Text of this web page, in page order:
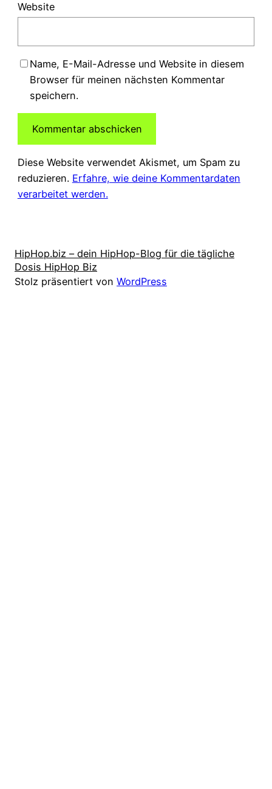
Website
Name, E-Mail-Adresse und Website in diesem
Browser für meinen nächsten Kommentar
speichern.
Diese Website verwendet Akismet, um Spam zu
reduzieren. Erfahre, wie deine Kommentardaten
verarbeitet werden.
HipHop.biz – dein HipHop-Blog für die tägliche
Dosis HipHop Biz
Stolz präsentiert von WordPress